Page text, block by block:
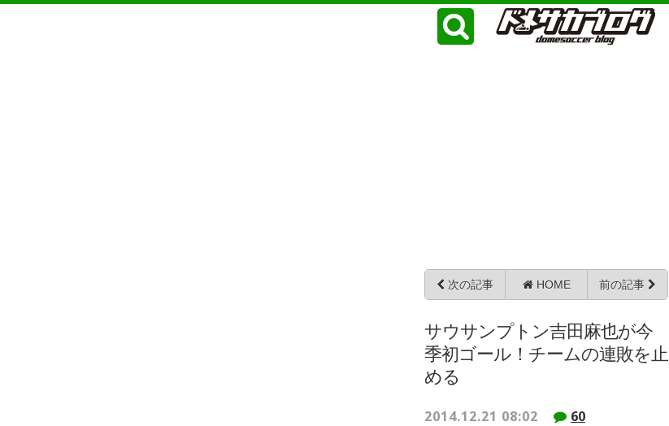
次の記事 HOME 前の記事
サウサンプトン吉田麻也が今
季初ゴール！チームの連敗を止
める
2014.12.21 08:02 60